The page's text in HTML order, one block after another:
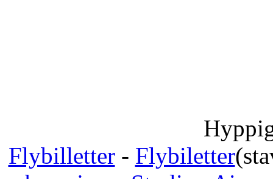
Flybilletter- Flybiletter